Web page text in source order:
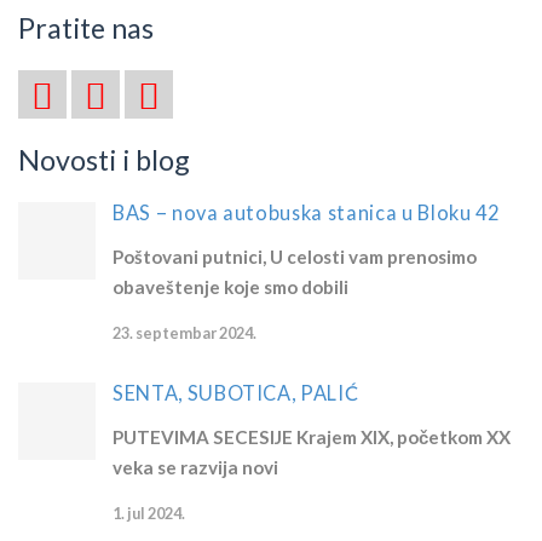
Pratite nas
Novosti i blog
BAS – nova autobuska stanica u Bloku 42
Poštovani putnici, U celosti vam prenosimo
obaveštenje koje smo dobili
23. septembar 2024.
SENTA, SUBOTICA, PALIĆ
PUTEVIMA SECESIJE Krajem XIX, početkom XX
veka se razvija novi
1. jul 2024.